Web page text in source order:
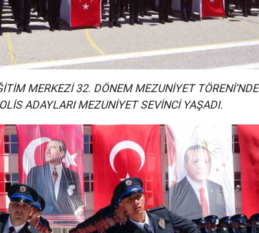
MERKEZİ 32. DÖNEM MEZUNİYET TÖRENİ’NDE
ADAYLARI MEZUNİYET SEVİNCİ YAŞADI.